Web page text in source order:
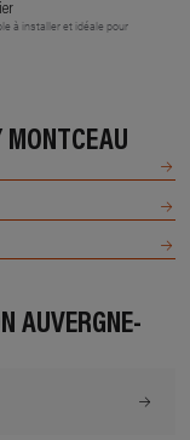
à installer et idéale pour
MONTCEAU
AUVERGNE-